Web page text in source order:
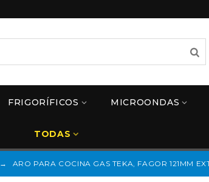
FRIGORÍFICOS MICROONDAS
TODAS
→ ARO PARA COCINA GAS TEKA, FAGOR 121MM